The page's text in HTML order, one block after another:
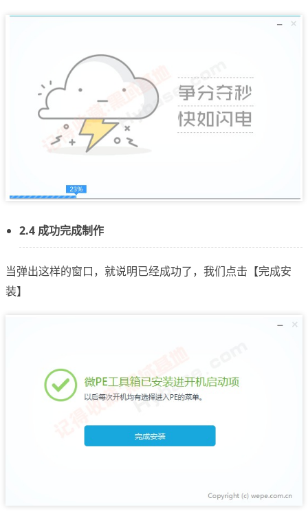
2.4 成功完成制作
当弹出这样的窗口，就说明已经成功了，我们点击【完成安
装】